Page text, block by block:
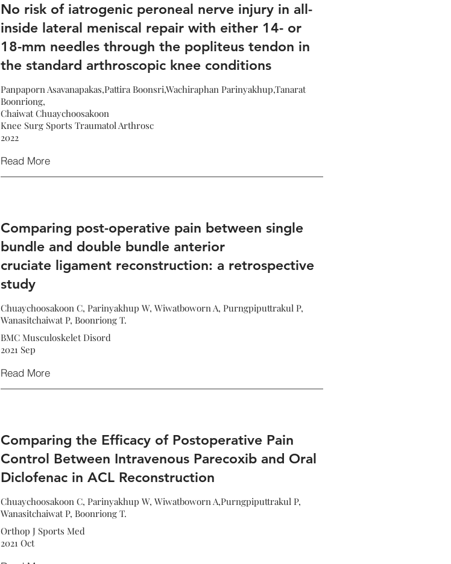
No risk of iatrogenic peroneal nerve injury in all-
inside lateral meniscal repair with either 14- or
18-mm needles through the popliteus tendon in
the standard arthroscopic knee conditions
Panpaporn Asavanapakas,Pattira Boonsri,Wachiraphan Parinyakhup,Tanarat
Boonriong,
Chaiwat Chuaychoosakoon
Knee Surg Sports Traumatol Arthrosc
2022
Read More
Comparing post-operative pain between single
bundle and double bundle anterior
cruciate ligament reconstruction: a retrospective
study
Chuaychoosakoon C, Parinyakhup W, Wiwatboworn A, Purngpiputtrakul P,
Wanasitchaiwat P, Boonriong T.
BMC Musculoskelet Disord
2021 Sep
Read More
Comparing the Efficacy of Postoperative Pain
Control Between Intravenous Parecoxib and Oral
Diclofenac in ACL Reconstruction
Chuaychoosakoon C, Parinyakhup W, Wiwatboworn A,Purngpiputtrakul P,
Wanasitchaiwat P, Boonriong T.
Orthop J Sports Med
2021 Oct